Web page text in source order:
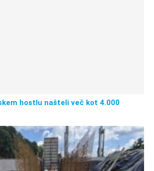
hostlu našteli več kot 4.000